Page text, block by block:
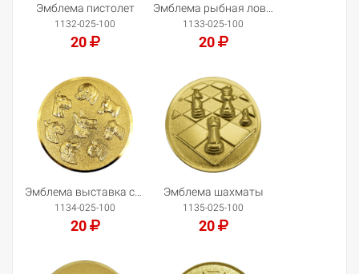
Эмблема пистолет
1132-025-100
20
Добавить в корзину
1133-025-100
20
Добавить в корзину
1134-025-100
20
Добавить в корзину
Эмблема шахматы
1135-025-100
20
Добавить в корзину